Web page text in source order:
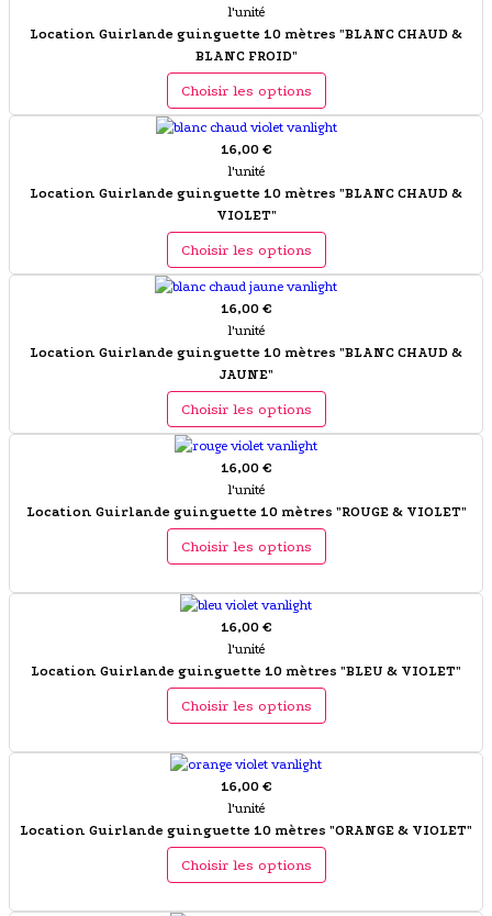
l'unité
Location Guirlande guinguette 10 mètres "BLANC CHAUD &
BLANC FROID"
Choisir les options
16,00 €
l'unité
Location Guirlande guinguette 10 mètres "BLANC CHAUD &
VIOLET"
Choisir les options
16,00 €
l'unité
Location Guirlande guinguette 10 mètres "BLANC CHAUD &
JAUNE"
Choisir les options
16,00 €
l'unité
Location Guirlande guinguette 10 mètres "ROUGE & VIOLET"
Choisir les options
16,00 €
l'unité
Location Guirlande guinguette 10 mètres "BLEU & VIOLET"
Choisir les options
16,00 €
l'unité
Location Guirlande guinguette 10 mètres "ORANGE & VIOLET"
Choisir les options